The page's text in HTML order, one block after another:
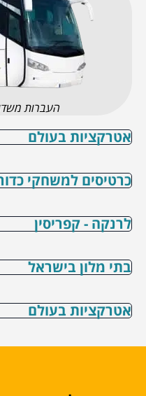
העברות
אטרקציות בעולם
כרטיסים למשחקי
לרנקה - קפריסין
בתי מלון בישראל
אטרקציות בעולם